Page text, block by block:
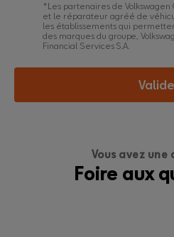
*Les partenaires de
et le réparateur agréé de
les établissements qui
des marques du groupe,
Financial Services S.A.
Vous avez une
Foire aux